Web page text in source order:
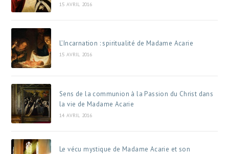
15 AVRIL 2016
L’Incarnation : spiritualité de Madame Acarie
15 AVRIL 2016
Sens de la communion à la Passion du Christ dans
la vie de Madame Acarie
14 AVRIL 2016
Le vécu mystique de Madame Acarie et son